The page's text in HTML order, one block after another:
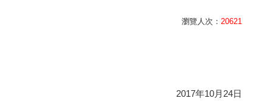
瀏覽人次： 20621
2017年10月24日